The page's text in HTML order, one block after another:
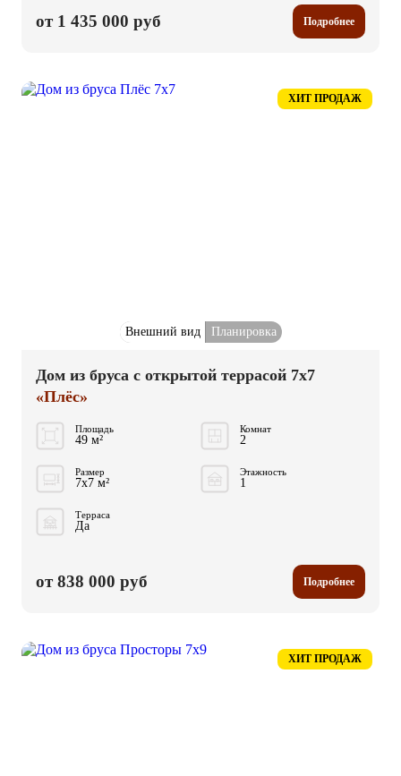
от 1 435 000 руб Подробнее
ХИТ ПРОДАЖ
Внешний вид Планировка
Дом из бруса с открытой террасой 7x7
«Плёс»
Площадь
49 м²
Комнат
2
Размер
7x7 м²
Этажность
1
Терраса
Да
от 838 000 руб Подробнее
ХИТ ПРОДАЖ